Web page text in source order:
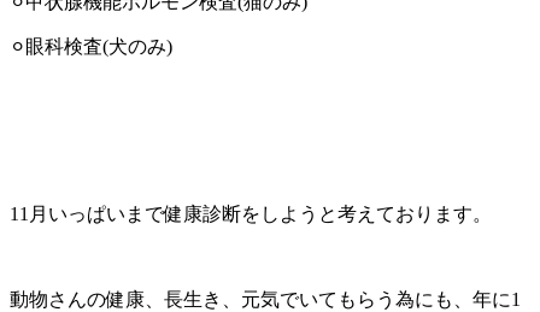
⚪︎眼科検査(犬のみ)
11月いっぱいまで健康診断をしようと考えております。
動物さんの健康、長生き、元気でいてもらう為にも、年に1